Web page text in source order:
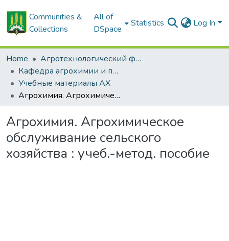
Communities &
Collections
All of
DSpace
Statistics Log In
Home
Агротехнологический факультет
Кафедра агрохимии и почвоведения
Учебные материалы АХ
Агрохимия. Агрохимическое обслуживание сельского хозяйства : учеб.-метод. пособие
Агрохимия. Агрохимическое
обслуживание сельского
хозяйства : учеб.-метод. пособие